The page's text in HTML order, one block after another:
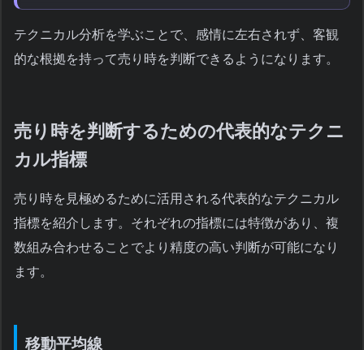
テクニカル分析を学ぶことで、感情に左右されず、客観
的な根拠を持って売り時を判断できるようになります。
売り時を判断するための代表的なテクニ
カル指標
売り時を見極めるために活用される代表的なテクニカル
指標を紹介します。それぞれの指標には特徴があり、複
数組み合わせることでより精度の高い判断が可能になり
ます。
移動平均線